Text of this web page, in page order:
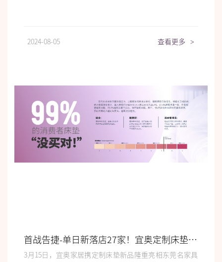
2024-08-05 查看更多 >
首战告捷-单日新落店27家！宜奥定制床垫火爆东莞名家具展
3月15日，宜奥家居携定制床垫新品隆重亮相东莞名家具